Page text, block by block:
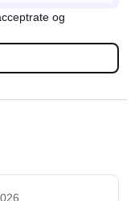
og